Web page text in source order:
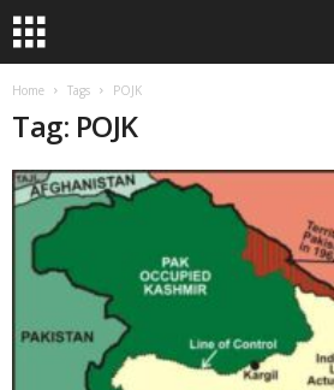
Home Tags POJK
Tag: POJK